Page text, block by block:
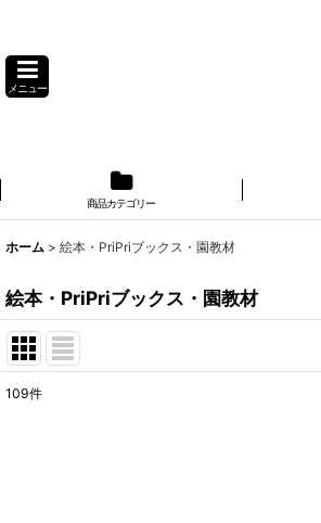
メニュー
商品カテゴリー
ホーム > 絵本・PriPriブックス・園教材
絵本・PriPriブックス・園教材
109件